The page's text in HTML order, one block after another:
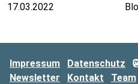
17.03.2022
Impressum Datenschutz
Newsletter
Kontakt Team